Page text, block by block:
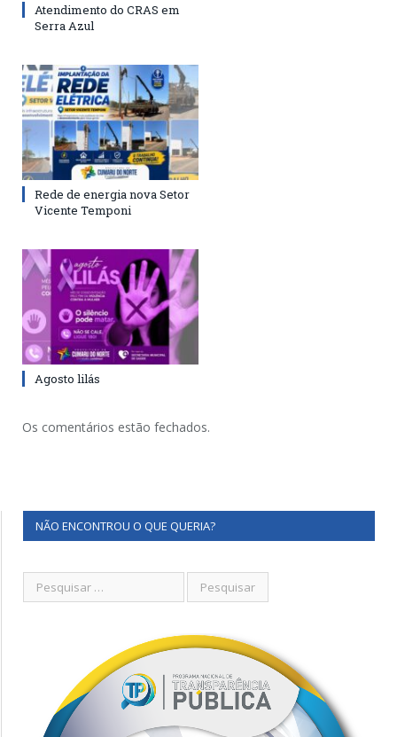
Atendimento do CRAS em
Serra Azul
Rede de energia nova Setor
Vicente Temponi
Agosto lilás
Os comentários estão fechados.
NÃO ENCONTROU O QUE QUERIA?